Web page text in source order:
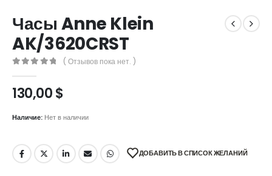
​Часы Anne Klein
AK/3620CRST
( Отзывов пока нет. )
130,00$
Наличие: Нет в наличии
ДОБАВИТЬ В СПИСОК ЖЕЛАНИЙ